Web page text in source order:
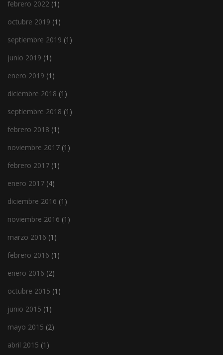
febrero 2022 (1)
octubre 2019 (1)
septiembre 2019 (1)
junio 2019 (1)
enero 2019 (1)
diciembre 2018 (1)
septiembre 2018 (1)
febrero 2018 (1)
noviembre 2017 (1)
febrero 2017 (1)
enero 2017 (4)
diciembre 2016 (1)
noviembre 2016 (1)
marzo 2016 (1)
febrero 2016 (1)
enero 2016 (2)
octubre 2015 (1)
junio 2015 (1)
mayo 2015 (2)
abril 2015 (1)